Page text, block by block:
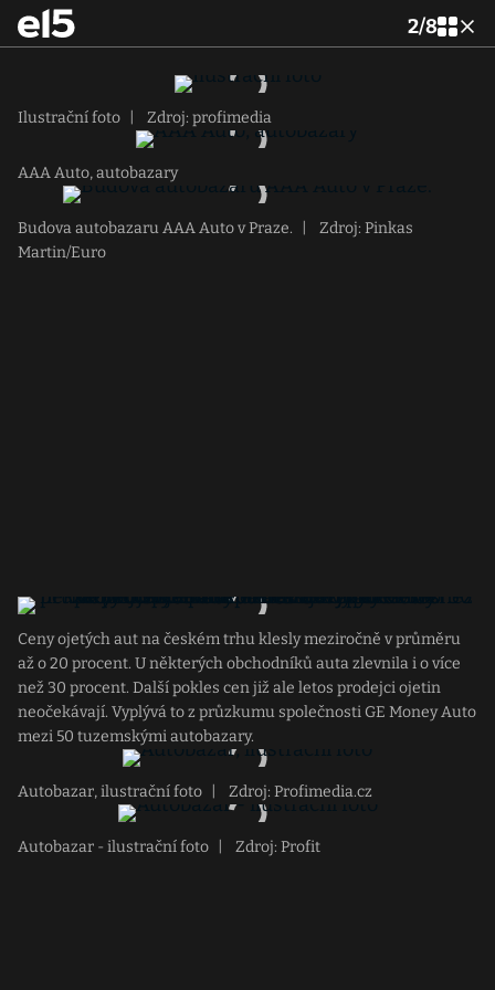
2/8
Ilustrační foto Zdroj: profimedia
AAA Auto, autobazary
Budova autobazaru AAA Auto v Praze.
Zdroj: Pinkas
Martin/Euro
Ceny ojetých aut na českém trhu klesly meziročně v průměru
až o 20 procent. U některých obchodníků auta zlevnila i o více
než 30 procent. Další pokles cen již ale letos prodejci ojetin
neočekávají. Vyplývá to z průzkumu společnosti GE Money Auto
mezi 50 tuzemskými autobazary.
Autobazar, ilustrační foto Zdroj: Profimedia.cz
Autobazar - ilustrační foto Zdroj: Profit